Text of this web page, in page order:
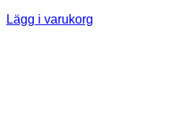
Lägg i varukorg